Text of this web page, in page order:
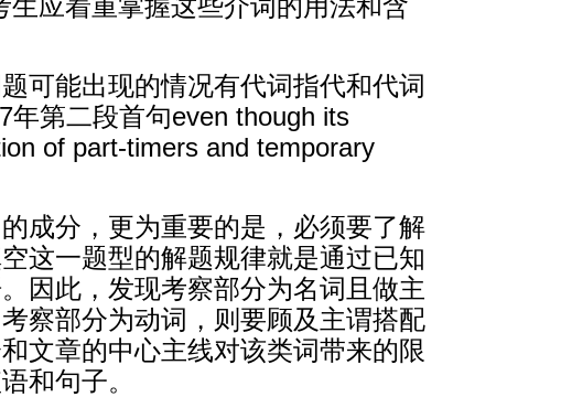
应着重掌握这些介词的用法和含
可能出现的情况有代词指代和代词
年第二段首句even though its
of part-timers and temporary
成分，更为重要的是，必须要了解
这一题型的解题规律就是通过已知
因此，发现考察部分为名词且做主
察部分为动词，则要顾及主谓搭配
文章的中心主线对该类词带来的限
和句子。